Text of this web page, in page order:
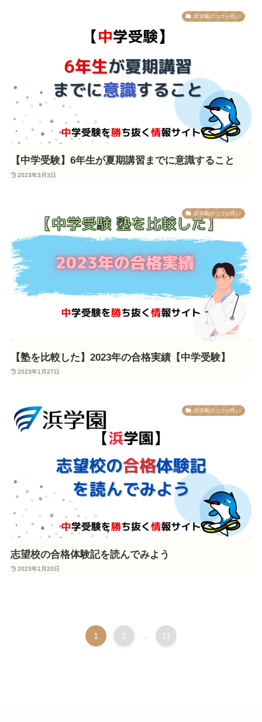
浜学園のココが良い
【中学受験】6年生が夏期講習までに意識すること
2023年3月3日
浜学園のココが良い
【塾を比較した】2023年の合格実績【中学受験】
2023年1月27日
浜学園のココが良い
志望校の合格体験記を読んでみよう
2023年1月20日
1 2 11